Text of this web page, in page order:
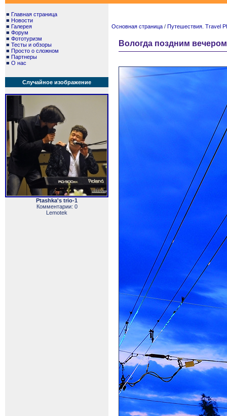
■ Главная страница
■ Новости
■ Галерея
■ Форум
■ Фототуризм
■ Тесты и обзоры
■ Просто о сложном
■ Партнеры
■ О нас
Случайное изображение
Ptashka's trio-1
Комментарии: 0
Lemotek
Основная страница / Путешествия. Travel
Вологда поздним